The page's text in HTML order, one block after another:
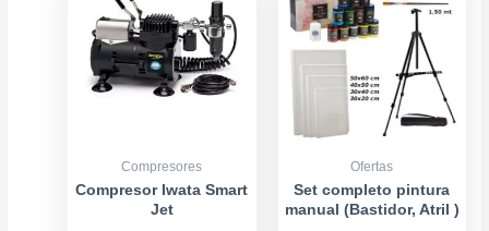
Compresores
Compresor Iwata Smart
Jet
Ofertas
Set completo pintura
manual (Bastidor, Atril )